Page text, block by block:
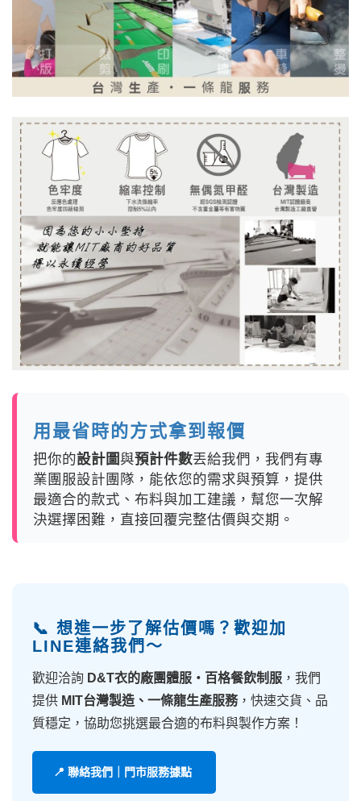
用最省時的方式拿到報價
把你的設計圖與預計件數丟給我們，我們有專
業團服設計團隊，能依您的需求與預算，提供
最適合的款式、布料與加工建議，幫您一次解
決選擇困難，直接回覆完整估價與交期。
📞 想進一步了解估價嗎？歡迎加
LINE連絡我們～
歡迎洽詢 D&T衣的廠團體服・百格餐飲制服 ，我們
提供 MIT台灣製造、一條龍生產服務，快速交貨、品
質穩定，協助您挑選最合適的布料與製作方案！
📍 聯絡我們｜門市服務據點